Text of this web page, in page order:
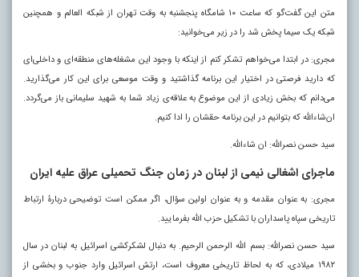
متن این گفت‌گو که ساعت ۱۰ شامگاه پنجشنبه به وقت تهران از شبکه العالم و همچنین
شبکه یک سیما پخش شد را در زیر می‌خوانید:
مجری: در ابتدا می‌خواهم تشکر کنم از اینکه با وجود این مشغله‌های منطقه‌ای و داخلی‌ای
که دارید فرصتی در اختیار این برنامه گذاشتید و وقت موسعی برای این کار می‌گذارید.
می‌دانم که بخش زیادی از این موضوع به علاقه‌ی زیاد شما به شهید سلیمانی باز می‌گردد.
ان‌شاءالله که بتوانیم در این برنامه حقشان را ادا کنیم.
سید حسن نصرالله: ان شاءالله.
ماجرای اشغالی نیمی از لبنان در زمان جنگ تحمیلی عراق علیه ایران
مجری: به عنوان مقدمه و به عنوان اولین سؤال، اگر ممکن است توضیحی دربارۀ ارتباط
تاریخی سپاه پاسداران با تشکیل حزب الله بفرمایید.
سید حسن نصرالله: بسم الله الرحمن الرحیم. به دنبال لشکرکشی اسرائیل به لبنان در سال
۱۹۸۲ میلادی، که به لحاظ تاریخی معروف است، ارتش اسرائیل وارد جنوب و بخشی از